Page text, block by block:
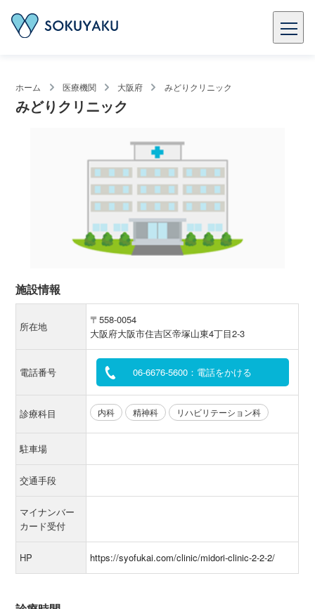
ホーム 医療機関 大阪府 みどりクリニック
みどりクリニック
施設情報
所在地
〒558-0054
大阪府大阪市住吉区帝塚山東4丁目2-3
電話番号 06-6676-5600：電話をかける
診療科目 内科 精神科 リハビリテーション科
駐車場
交通手段
マイナンバー
カード受付
HP https://syofukai.com/clinic/midori-clinic-2-2-2/